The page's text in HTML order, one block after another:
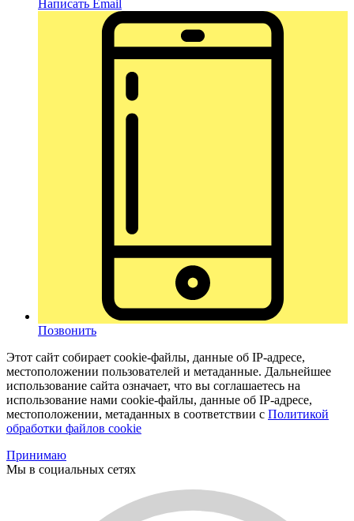
Написать Email
Позвонить
Этот сайт собирает cookie-файлы, данные об IP-адресе,
местоположении пользователей и метаданные. Дальнейшее
использование сайта означает, что вы соглашаетесь на
использование нами cookie-файлы, данные об IP-адресе,
местоположении, метаданных в соответствии с Политикой
обработки файлов cookie
Принимаю
Мы в социальных сетях